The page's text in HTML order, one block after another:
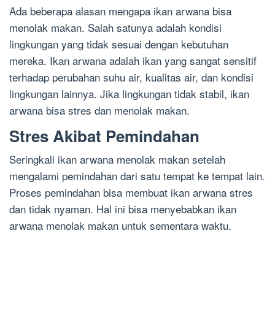
Ada beberapa alasan mengapa ikan arwana bisa
menolak makan. Salah satunya adalah kondisi
lingkungan yang tidak sesuai dengan kebutuhan
mereka. Ikan arwana adalah ikan yang sangat sensitif
terhadap perubahan suhu air, kualitas air, dan kondisi
lingkungan lainnya. Jika lingkungan tidak stabil, ikan
arwana bisa stres dan menolak makan.
Stres Akibat Pemindahan
Seringkali ikan arwana menolak makan setelah
mengalami pemindahan dari satu tempat ke tempat lain.
Proses pemindahan bisa membuat ikan arwana stres
dan tidak nyaman. Hal ini bisa menyebabkan ikan
arwana menolak makan untuk sementara waktu.